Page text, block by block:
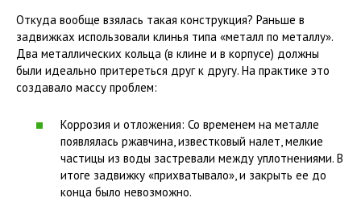
Откуда вообще взялась такая конструкция? Раньше в
задвижках использовали клинья типа «металл по металлу».
Два металлических кольца (в клине и в корпусе) должны
были идеально притереться друг к другу. На практике это
создавало массу проблем:
Коррозия и отложения: Со временем на металле
появлялась ржавчина, известковый налет, мелкие
частицы из воды застревали между уплотнениями. В
итоге задвижку «прихватывало», и закрыть ее до
конца было невозможно.